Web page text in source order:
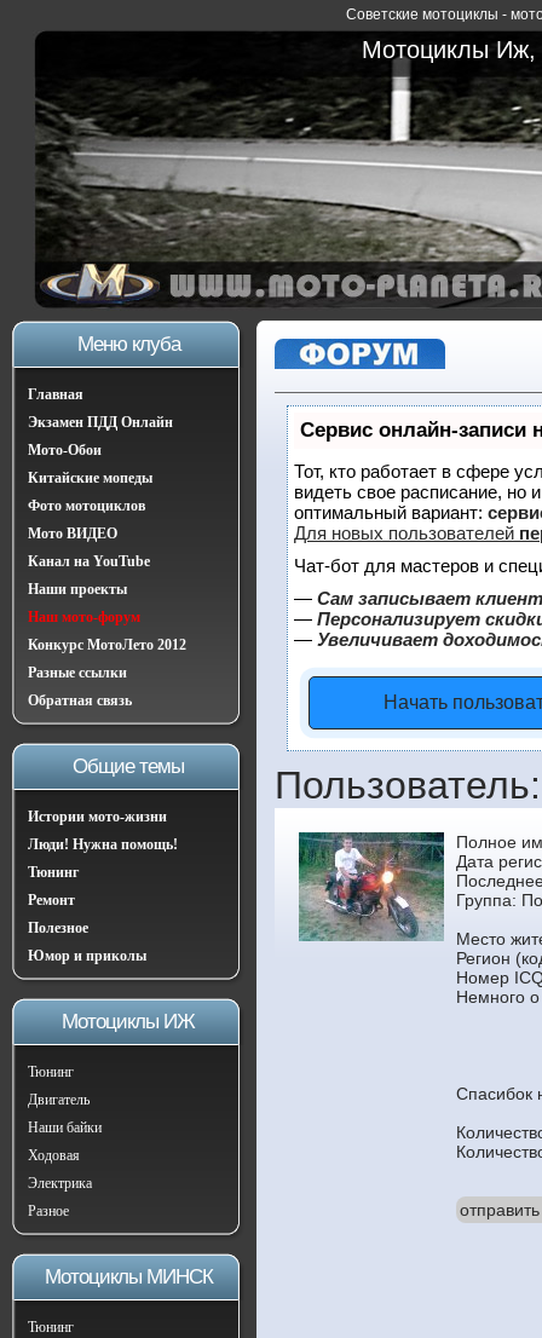
Советские мотоциклы -
Мотоциклы Иж,
Меню клуба
Главная
Экзамен ПДД Онлайн
Мото-Обои
Китайские мопеды
Фото мотоциклов
Мото ВИДЕО
Канал на YouTube
Наши проекты
Наш мото-форум
Конкурс МотоЛето 2012
Разные ссылки
Обратная связь
Общие темы
Истории мото-жизни
Люди! Нужна помощь!
Тюнинг
Ремонт
Полезное
Юмор и приколы
Мотоциклы ИЖ
Тюнинг
Двигатель
Наши байки
Ходовая
Электрика
Разное
Мотоциклы МИНСК
Тюнинг
Сервис онлайн-записи
Тот, кто работает в сфере
видеть свое расписание,
оптимальный вариант:
Для новых пользователей
Чат-бот для мастеров и
— Сам записывает
— Персонализирует
— Увеличивает
Начать
Полное
Дата
Группа:
Место
Регион
Номер
Немного
Спасибок